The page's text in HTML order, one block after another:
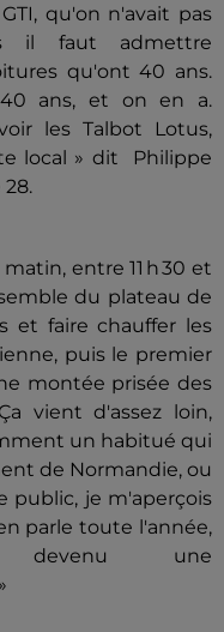
qu'on n'avait pas
il faut admettre
qu'ont 40 ans.
40 ans, et on en a.
les Talbot Lotus,
local » dit Philippe
entre 11 h 30 et
du plateau de
et faire chauffer les
puis le premier
montée prisée des
vient d'assez loin,
un habitué qui
de Normandie, ou
public, je m'aperçois
parle toute l'année,
une